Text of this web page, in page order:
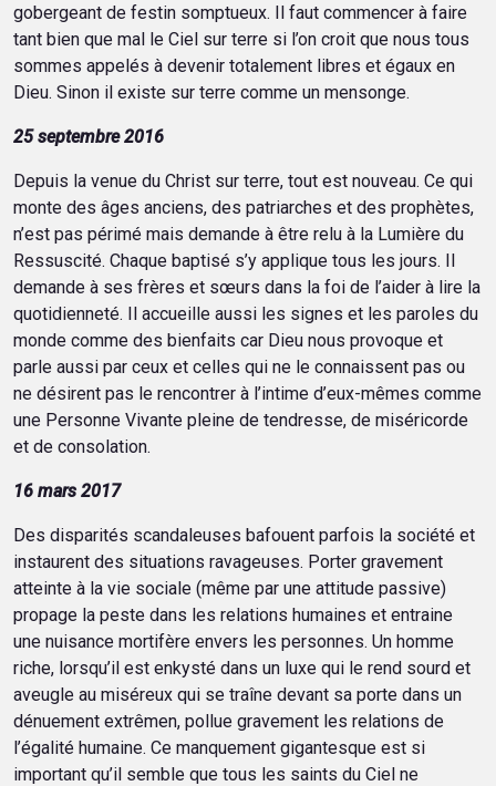
gobergeant de festin somptueux. Il faut commencer à faire
tant bien que mal le Ciel sur terre si l’on croit que nous tous
sommes appelés à devenir totalement libres et égaux en
Dieu. Sinon il existe sur terre comme un mensonge.
25 septembre 2016
Depuis la venue du Christ sur terre, tout est nouveau. Ce qui
monte des âges anciens, des patriarches et des prophètes,
n’est pas périmé mais demande à être relu à la Lumière du
Ressuscité. Chaque baptisé s’y applique tous les jours. Il
demande à ses frères et sœurs dans la foi de l’aider à lire la
quotidienneté. Il accueille aussi les signes et les paroles du
monde comme des bienfaits car Dieu nous provoque et
parle aussi par ceux et celles qui ne le connaissent pas ou
ne désirent pas le rencontrer à l’intime d’eux-mêmes comme
une Personne Vivante pleine de tendresse, de miséricorde
et de consolation.
16 mars 2017
Des disparités scandaleuses bafouent parfois la société et
instaurent des situations ravageuses. Porter gravement
atteinte à la vie sociale (même par une attitude passive)
propage la peste dans les relations humaines et entraine
une nuisance mortifère envers les personnes. Un homme
riche, lorsqu’il est enkysté dans un luxe qui le rend sourd et
aveugle au miséreux qui se traîne devant sa porte dans un
dénuement extrêmen, pollue gravement les relations de
l’égalité humaine. Ce manquement gigantesque est si
important qu’il semble que tous les saints du Ciel ne